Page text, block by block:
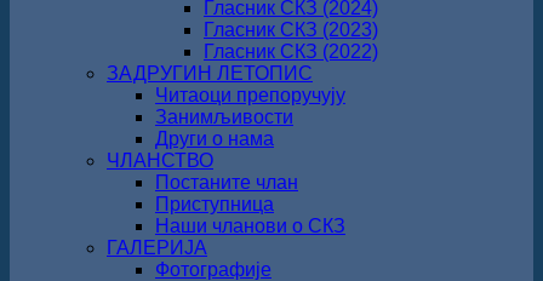
Гласник СКЗ (2024)
Гласник СКЗ (2023)
Гласник СКЗ (2022)
ЗАДРУГИН ЛЕТОПИС
Читаоци препоручују
Занимљивости
Други о нама
ЧЛАНСТВО
Постаните члан
Приступница
Наши чланови о СКЗ
ГАЛЕРИЈА
Фотографије